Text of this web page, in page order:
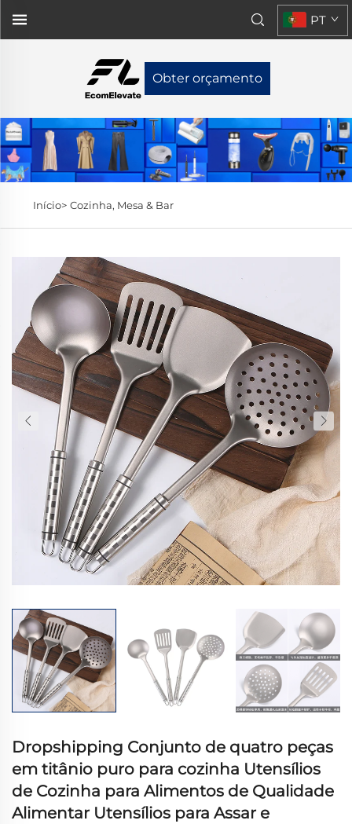
Obter orçamento
PT
Início> Cozinha, Mesa & Bar
Dropshipping Conjunto de quatro peças
em titânio puro para cozinha Utensílios
de Cozinha para Alimentos de Qualidade
Alimentar Utensílios para Assar e